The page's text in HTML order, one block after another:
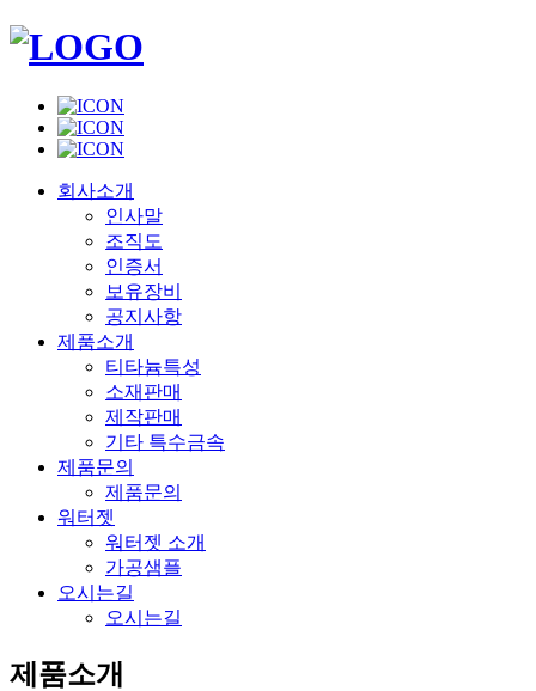
회사소개
인사말
조직도
인증서
보유장비
공지사항
제품소개
티타늄특성
소재판매
제작판매
기타 특수금속
제품문의
제품문의
워터젯
워터젯 소개
가공샘플
오시는길
오시는길
제품소개